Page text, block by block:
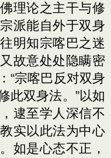
理论之主干与修
派能自外于双身
明知宗喀巴之迷
故意处处隐瞒密
“宗喀巴反对双身
此双身法。”以如
逮至学人深信不
实以此法为中心
如是心态不正，